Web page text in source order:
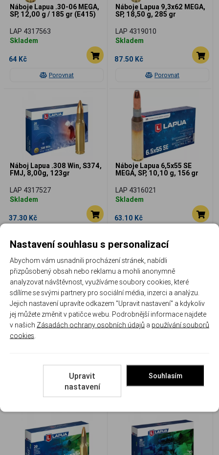
Porovnat
Náboje Lapua .30-06 MEGA,
SP, 12,00 g / 185 gr (E415)
LAP 4317563
Skladem
64 Kč
Porovnat
Náboje Lapua 9,3x62 MEGA,
SP, 18,50 g, 285 gr
LAP 4319010
Skladem
87.50 Kč
Náboj Lapua .308 Win, S374,
FMJ, 8,00g, 123gr
LAP 4317527
Skladem
37.30 Kč
Náboje Lapua 6,5x55 SE
MEGA, SP, 10,10 g, 156 gr
LAP 4316021
Skladem
63.10 Kč
Náboje Lapua 6,5 Creedmoor
NATURALIS, 9,10 g, 140 gr
Náboj Lapua 7x64
NATURALIS, N564, Solid,
Nastavení souhlasu s personalizací
Abychom vám usnadnili procházení stránek, nabídli
přizpůsobený obsah nebo reklamu a mohli anonymně
analyzovat návštěvnost, využíváme soubory cookies, které
sdílíme se svými partnery pro sociální média, inzerci a analýzu.
Jejich nastavení upravíte odkazem "Upravit nastavení" a kdykoliv
jej můžete změnit v patičce webu. Podrobnější informace najdete
v našich Zásadách ochrany osobních údajů a používání souborů
cookies
Upravit
nastavení
Souhlasím